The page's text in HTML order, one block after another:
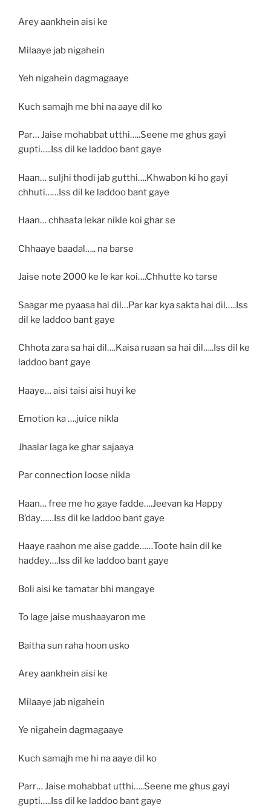
Arey aankhein aisi ke
Milaaye jab nigahein
Yeh nigahein dagmagaaye
Kuch samajh me bhi na aaye dil ko
Par… Jaise mohabbat utthi…..Seene me ghus gayi
gupti…..Iss dil ke laddoo bant gaye
Haan… suljhi thodi jab gutthi….Khwabon ki ho gayi
chhuti……Iss dil ke laddoo bant gaye
Haan… chhaata lekar nikle koi ghar se
Chhaaye baadal….. na barse
Jaise note 2000 ke le kar koi….Chhutte ko tarse
Saagar me pyaasa hai dil…Par kar kya sakta hai dil…..Iss
dil ke laddoo bant gaye
Chhota zara sa hai dil….Kaisa ruaan sa hai dil…..Iss dil ke
laddoo bant gaye
Haaye… aisi taisi aisi huyi ke
Emotion ka ….juice nikla
Jhaalar laga ke ghar sajaaya
Par connection loose nikla
Haan… free me ho gaye fadde….Jeevan ka Happy
B’day……Iss dil ke laddoo bant gaye
Haaye raahon me aise gadde……Toote hain dil ke
haddey….Iss dil ke laddoo bant gaye
Boli aisi ke tamatar bhi mangaye
To lage jaise mushaayaron me
Baitha sun raha hoon usko
Arey aankhein aisi ke
Milaaye jab nigahein
Ye nigahein dagmagaaye
Kuch samajh me hi na aaye dil ko
Parr… Jaise mohabbat utthi…..Seene me ghus gayi
gupti…..Iss dil ke laddoo bant gaye